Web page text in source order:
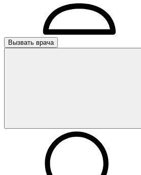
Вызвать врача